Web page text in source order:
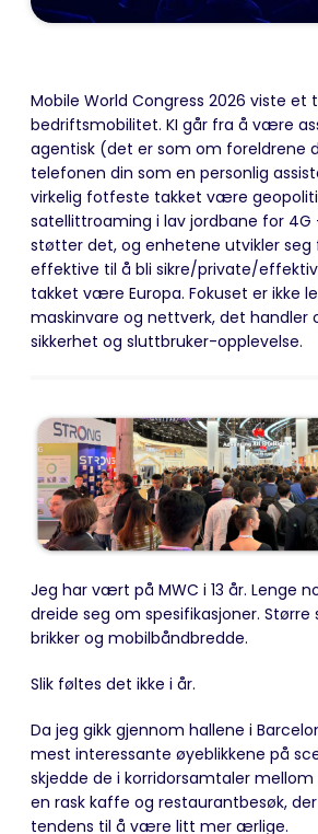
Mobile World Congress 2026 viste et
bedriftsmobilitet. KI går fra å være
agentisk (det er som om foreldrene
telefonen din som en personlig
virkelig fotfeste takket være
satellittroaming i lav jordbane for
støtter det, og enhetene utvikler
effektive til å bli sikre/private/
takket være Europa. Fokuset er ikke
maskinvare og nettverk, det handler
sikkerhet og sluttbruker-opplevelse.
Jeg har vært på MWC i 13 år. Lenge
dreide seg om spesifikasjoner. Større
brikker og mobilbåndbredde.
Slik føltes det ikke i år.
Da jeg gikk gjennom hallene i
mest interessante øyeblikkene på
skjedde de i korridorsamtaler
en rask kaffe og restaurantbesøk,
tendens til å være litt mer ærlige.